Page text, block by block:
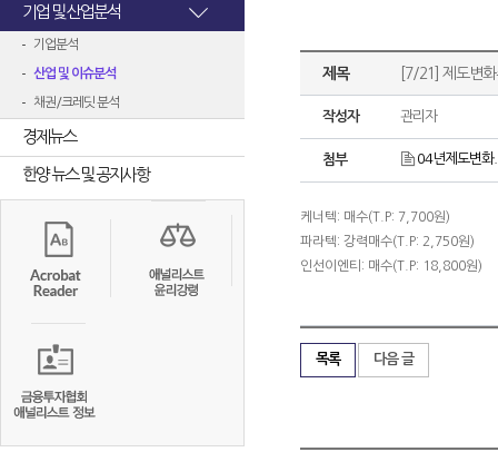
기업 및 산업분석
기업분석
산업 및 이슈분석
채권/크레딧 분석
경제뉴스
한양 뉴스 및 공지사항
제목 [7/21] 제도변
작성자 관리자
첨부 04년제도변화
케너텍: 매수(T.P: 7,700원)
파라텍: 강력매수(T.P: 2,750원)
인선이엔티: 매수(T.P: 18,800원)
목록 다음 글